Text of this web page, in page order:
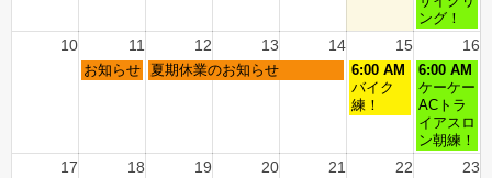
ング！
10 11 12 13 14 15 16
お知らせ 夏期休業のお知らせ
6:00 AM
バイク
練！
6:00 AM
ケーケー
ACトラ
イアスロ
ン朝練！
17 18 19 20 21 22 23